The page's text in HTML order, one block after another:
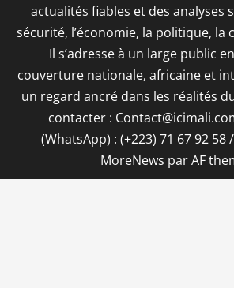
actualités fiables et des analyses
sécurité, l’économie, la politique, la
Il s’adresse à un large public
couverture nationale, africaine et
un regard ancré dans les réalités
contacter :
(WhatsApp) : (+223) 71 67 92 58
MoreNews par AF